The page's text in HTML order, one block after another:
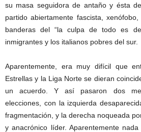
su masa seguidora de antaño y ésta
partido abiertamente fascista,
banderas del “la culpa de todo es
inmigrantes y los italianos pobres del sur.
Aparentemente, era muy difícil que
Estrellas y la Liga Norte se dieran
un acuerdo. Y así pasaron dos
elecciones, con la izquierda
fragmentación, y la derecha noqueada
y anacrónico líder. Aparentemente